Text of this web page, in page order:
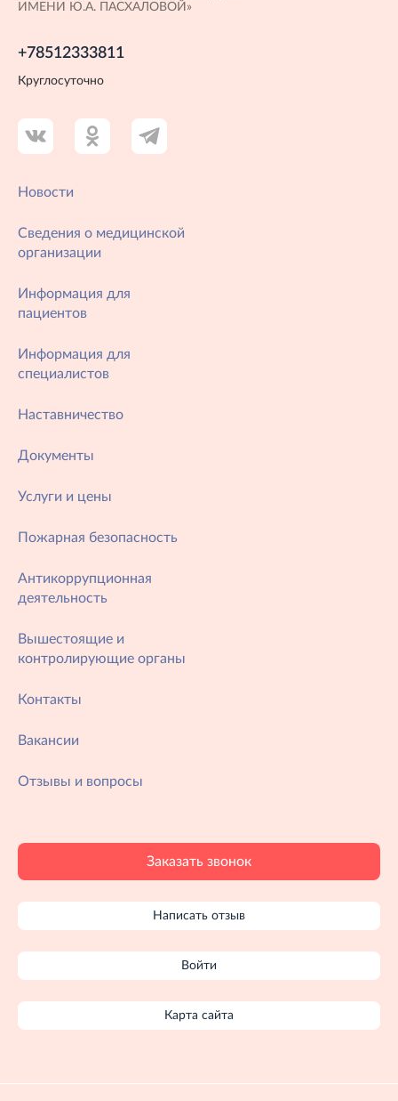
ИМЕНИ Ю.А. ПАСХАЛОВОЙ»
+78512333811
Круглосуточно
Новости
Сведения о медицинской
организации
Информация для
пациентов
Информация для
специалистов
Наставничество
Документы
Услуги и цены
Пожарная безопасность
Антикоррупционная
деятельность
Вышестоящие и
контролирующие органы
Контакты
Вакансии
Отзывы и вопросы
Заказать звонок
Написать отзыв
Войти
Карта сайта